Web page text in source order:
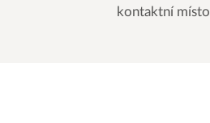
kontaktní místo